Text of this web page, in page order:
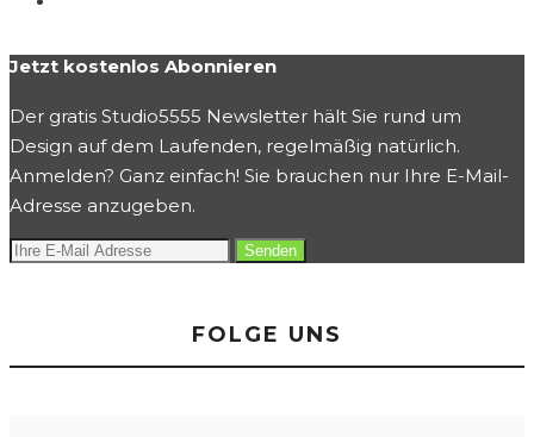
Jetzt kostenlos Abonnieren
Der gratis Studio5555 Newsletter hält Sie rund um
Design auf dem Laufenden, regelmäßig natürlich.
Anmelden? Ganz einfach! Sie brauchen nur Ihre E-Mail-
Adresse anzugeben.
FOLGE UNS